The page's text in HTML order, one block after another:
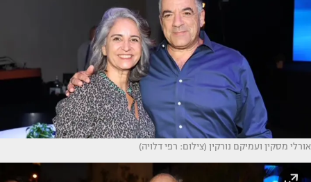
אורלי מסקין ועמיקם נורקין (צילום: רפי דלויה)